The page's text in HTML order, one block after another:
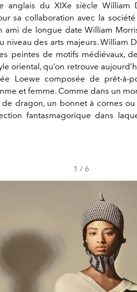
anglais du XIXe siècle William
sa collaboration avec la
ami de longue date William
niveau des arts majeurs. William
peintes de motifs médiévaux,
oriental, qu’on retrouve
Loewe composée de prêt-à-
et femme. Comme dans un
dragon, un bonnet à cornes
fantasmagorique dans
1 / 6